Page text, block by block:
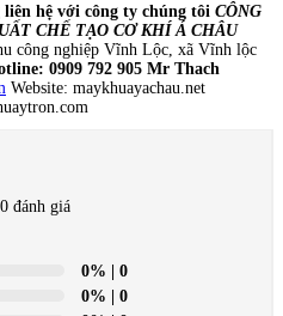
hệ với công ty chúng tôi CÔNG
CHẾ TẠO CƠ KHÍ Á CHÂU
công nghiệp Vĩnh Lộc, xã Vĩnh lộc
0909 792 905 Mr Thach
Website: maykhuayachau.net
0 đánh giá
0% | 0
0% | 0